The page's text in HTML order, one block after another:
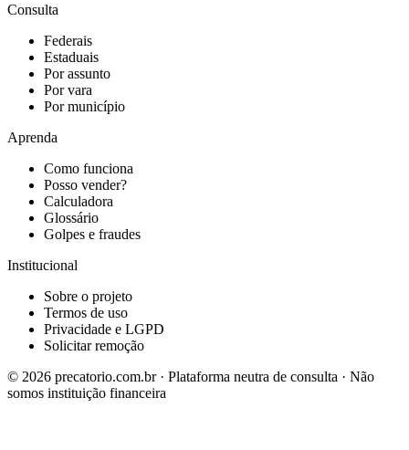
Consulta
Federais
Estaduais
Por assunto
Por vara
Por município
Aprenda
Como funciona
Posso vender?
Calculadora
Glossário
Golpes e fraudes
Institucional
Sobre o projeto
Termos de uso
Privacidade e LGPD
Solicitar remoção
© 2026 precatorio.com.br · Plataforma neutra de consulta · Não
somos instituição financeira